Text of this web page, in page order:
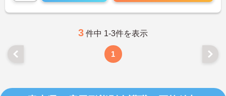
3 件中 1-3件を表示
1